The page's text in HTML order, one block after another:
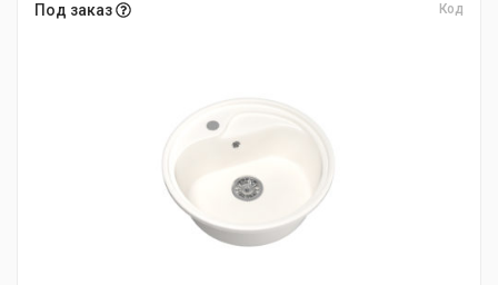
Под заказ Код